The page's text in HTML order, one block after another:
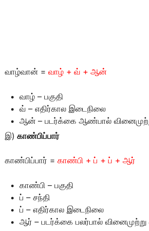
வாழ்வான் = வாழ் + வ் + ஆன்
வாழ் – பகுதி
வ் – எதிர்கால இடைநிலை
ஆன் – படர்க்கை ஆண்பால் வினைமுற்று
இ) காண்பிப்பார்
காண்பிப்பார் = காண்பி + ப் + ப் + ஆர்
காண்பி – பகுதி
ப் – சந்தி
ப் – எதிர்கால இடைநிலை
ஆர் – படர்க்கை பலர்பால் வினைமுற்று